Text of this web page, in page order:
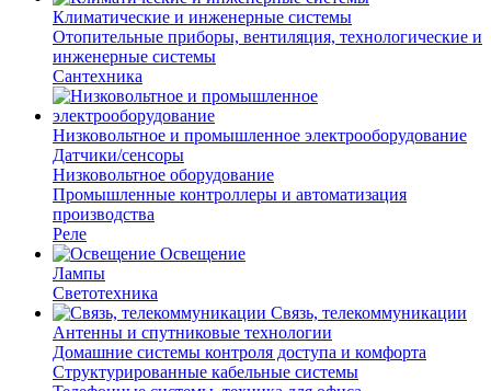
Климатические и инженерные системы
Отопительные приборы, вентиляция, технологические и
инженерные системы
Сантехника
Низковольтное и промышленное электрооборудование
Датчики/сенсоры
Низковольтное оборудование
Промышленные контроллеры и автоматизация
производства
Реле
Освещение
Лампы
Светотехника
Связь, телекоммуникации
Антенны и спутниковые технологии
Домашние системы контроля доступа и комфорта
Структурированные кабельные системы